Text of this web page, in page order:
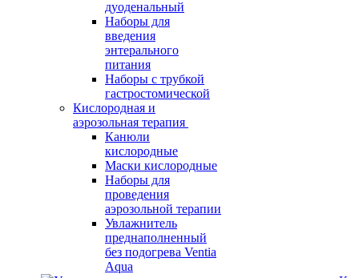
дуоденальный
Наборы для
введения
энтерального
питания
Наборы с трубкой
гастростомической
Кислородная и
аэрозольная терапия
Канюли
кислородные
Маски кислородные
Наборы для
проведения
аэрозольной терапии
Увлажнитель
преднаполненный
без подогрева Ventia
Aqua